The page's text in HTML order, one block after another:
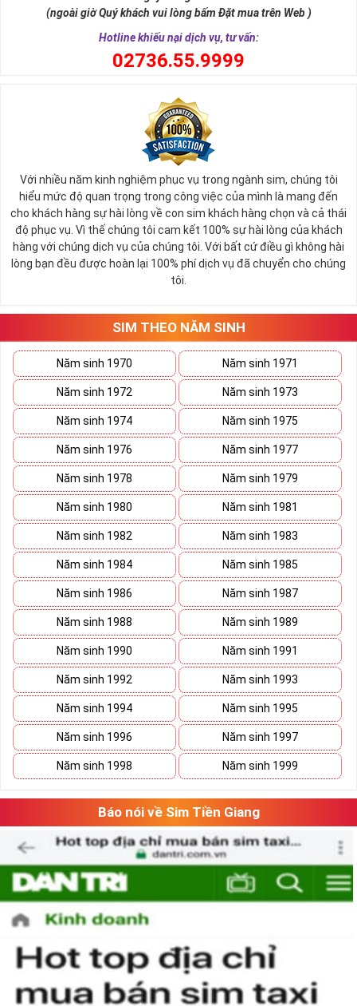
(ngoài giờ Quý khách vui lòng bấm Đặt mua trên Web )
Hotline khiếu nại dịch vụ, tư vấn:
02736.55.9999
Với nhiều năm kinh nghiệm phục vụ trong ngành sim, chúng tôi
hiểu mức độ quan trọng trong công việc của mình là mang đến
cho khách hàng sự hài lòng về con sim khách hàng chọn và cả thái
độ phục vụ. Vì thế chúng tôi cam kết 100% sự hài lòng của khách
hàng với chúng dịch vụ của chúng tôi. Với bất cứ điều gì không hài
lòng bạn đều được hoàn lại 100% phí dịch vụ đã chuyển cho chúng
tôi.
SIM THEO NĂM SINH
Năm sinh 1970 Năm sinh 1971
Năm sinh 1972 Năm sinh 1973
Năm sinh 1974 Năm sinh 1975
Năm sinh 1976 Năm sinh 1977
Năm sinh 1978 Năm sinh 1979
Năm sinh 1980 Năm sinh 1981
Năm sinh 1982 Năm sinh 1983
Năm sinh 1984 Năm sinh 1985
Năm sinh 1986 Năm sinh 1987
Năm sinh 1988 Năm sinh 1989
Năm sinh 1990 Năm sinh 1991
Năm sinh 1992 Năm sinh 1993
Năm sinh 1994 Năm sinh 1995
Năm sinh 1996 Năm sinh 1997
Năm sinh 1998 Năm sinh 1999
Báo nói về Sim Tiền Giang